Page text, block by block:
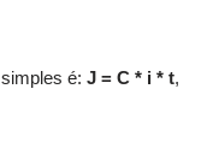
é: J = C * i * t,